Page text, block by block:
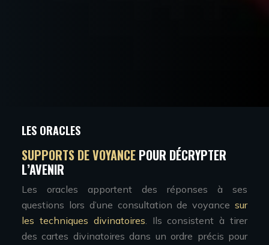
LES ORACLES
SUPPORTS DE VOYANCE POUR DÉCRYPTER
L’AVENIR
Les oracles apportent des réponses à ses
questions lors d’une consultation de voyancesur
les techniques divinatoires. Ils consistent à tirer
des cartes divinatoires dans un ordre précis pour